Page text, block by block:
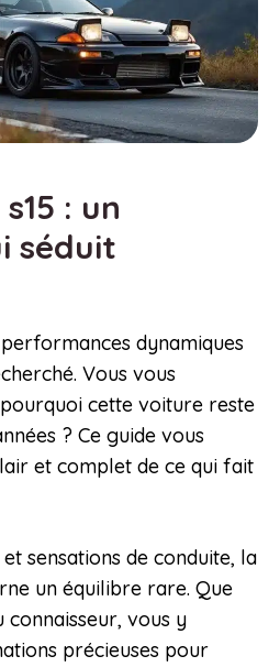
: un
séduit
dynamiques
Vous vous
cette voiture reste
? Ce guide vous
et complet de ce qui fait
sensations de conduite, la
un équilibre rare. Que
connaisseur, vous y
précieuses pour